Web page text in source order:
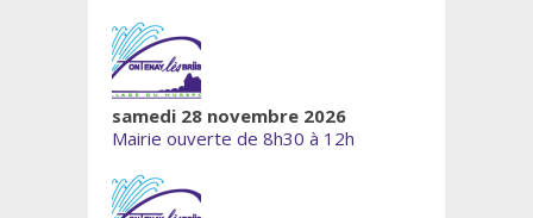
samedi 28 novembre 2026
Mairie ouverte de 8h30 à 12h